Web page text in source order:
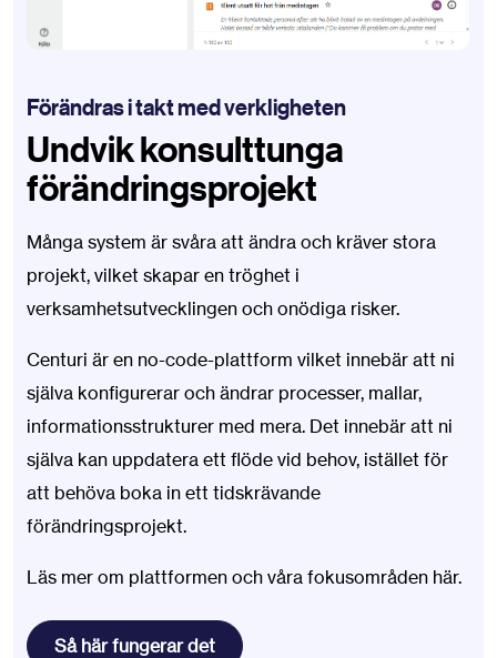
Förändras i takt med verkligheten
Undvik konsulttunga
förändringsprojekt
Många system är svåra att ändra och kräver stora
projekt, vilket skapar en tröghet i
verksamhetsutvecklingen och onödiga risker.
Centuri är en no-code-plattform vilket innebär att ni
själva konfigurerar och ändrar processer, mallar,
informationsstrukturer med mera. Det innebär att ni
själva kan uppdatera ett flöde vid behov, istället för
att behöva boka in ett tidskrävande
förändringsprojekt.
Läs mer om plattformen och våra fokusområden här.
Så här fungerar det